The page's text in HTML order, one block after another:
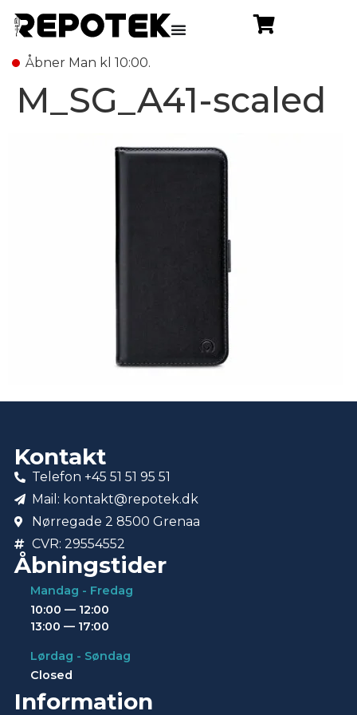
Åbner Man kl 10:00.
M_SG_A41-scaled
Kontakt
Telefon +45 51 51 95 51
Mail: kontakt@repotek.dk
Nørregade 2 8500 Grenaa
CVR: 29554552
Åbningstider
Mandag - Fredag
10:00 — 12:00
13:00 — 17:00
Lørdag - Søndag
Closed
Information